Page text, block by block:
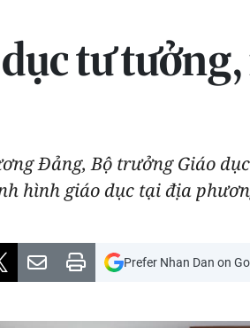
tư
Đảng, Bộ trưởng Giáo
hình giáo dục tại địa
Prefer Nhan Dan on